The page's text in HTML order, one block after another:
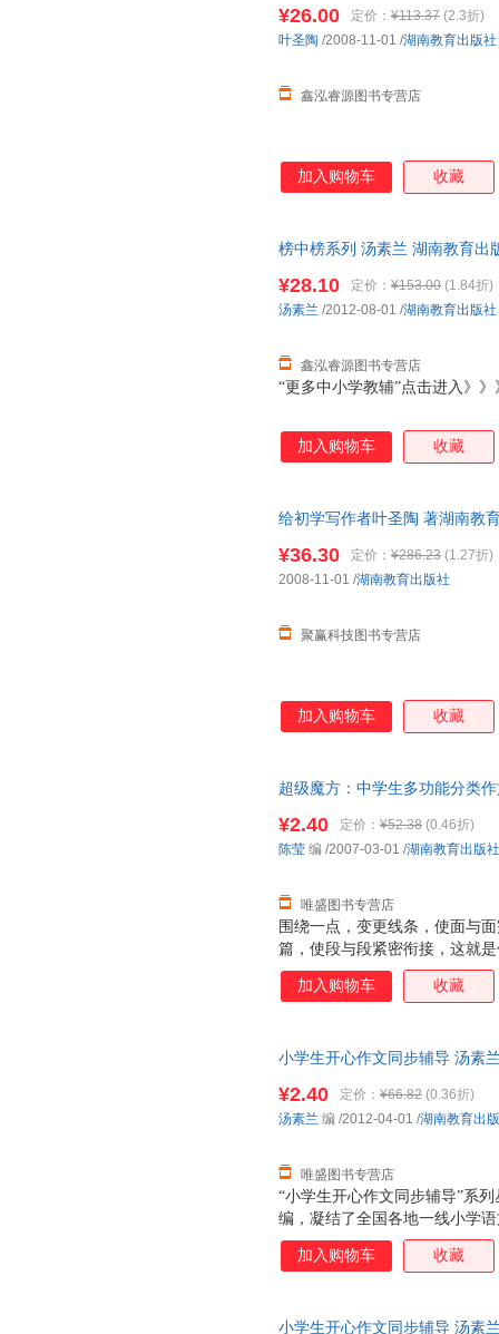
¥26.00 定价： ¥113.37 (2.3折)
鑫泓睿源图书专营店
叶圣陶 /2008-11-01 /湖南教育出版社
加入购物车 收藏
榜中榜系列 汤素兰 湖南教育出
“更多中小学教辅”点击进入》》
¥28.10 定价： ¥153.00 (1.84折)
鑫泓睿源图书专营店
汤素兰 /2012-08-01 /湖南教育出版社
加入购物车 收藏
给初学写作者叶圣陶 著湖南教
¥36.30 定价： ¥286.23 (1.27折)
聚赢科技图书专营店
2008-11-01 /湖南教育出版社
加入购物车 收藏
超级魔方：中学生多功能分类
围绕一点，变更线条，使面与
篇，使段与段紧密衔接，这就
受过程、欣赏结果。写作文与
谋篇，文字里包含着这世间最
¥2.40 定价： ¥52.38 (0.46折)
唯盛图书专营店
陈莹 编 /2007-03-01 /湖南教育出版社
加入购物车 收藏
小学生开心作文同步辅导 汤素
“小学生开心作文同步辅导”系
编，凝结了全国各地一线小学
新《小学语文课程标准》的基
学生的认知特点而编写。丛书
¥2.40 定价： ¥66.82 (0.36折)
唯盛图书专营店
汤素兰 编 /2012-04-01 /湖南教育出
加入购物车 收藏
小学生开心作文同步辅导 汤素